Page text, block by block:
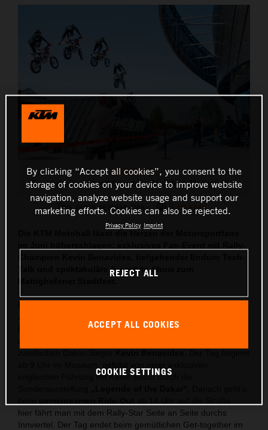
FMX4EVER
Spektakuläre Stuntshow zum Stadtfest Mattighofen
This press release has: 3 Images
Talk und spektakuläre Freestyle-Show zum
Ein Tag ganz im Zeichen der Rally Dakar: Am 13. Juni
englischen Führung mit Kevin selbst durch die
hier fährt man mit dem Rally-Star Seite an Seite durchs
Innviertel. Der Tag endet beim gemütlichen Get-together im
By clicking “Accept all cookies”, you consent to the
storage of cookies on your device to improve website
navigation, analyze website usage and support our
marketing efforts. Cookies can also be rejected.
Privacy Policy Imprint
REJECT ALL
ACCEPT ALL COOKIES
COOKIE SETTINGS